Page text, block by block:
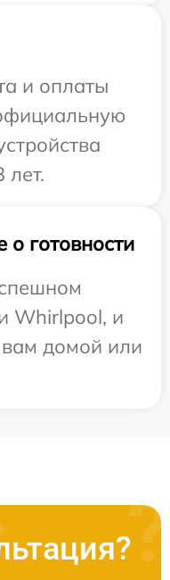
и оплаты
готовности
Whirlpool, и
вам домой или